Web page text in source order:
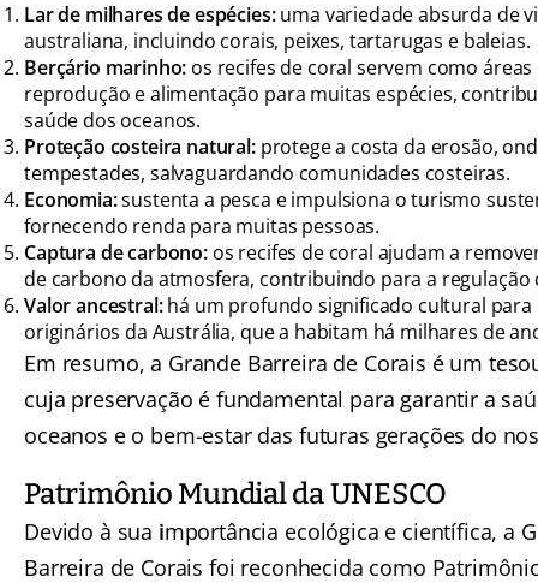
Lar de milhares de espécies:uma variedade absurda de
australiana, incluindo corais, peixes, tartarugas e baleias.
Berçário marinho: os recifes de coral servem como áreas
reprodução e alimentação para muitas espécies,
saúde dos oceanos.
Proteção costeira natural:protege a costa da erosão,
tempestades, salvaguardando comunidades costeiras.
Economia:sustenta a pesca e impulsiona o turismo
fornecendo renda para muitas pessoas.
Captura de carbono:os recifes de coral ajudam a
de carbono da atmosfera, contribuindo para a regulação
Valor ancestral:há um profundo significado cultural para
originários da Austrália, que a habitam há milhares de
Em resumo, a Grande Barreira de Corais é um
cuja preservação é fundamental para garantir a
oceanos e o bem-estar das futuras gerações do
Patrimônio Mundial da UNESCO
Devido à sua importância ecológica e científica, a
Barreira de Corais foi reconhecida como